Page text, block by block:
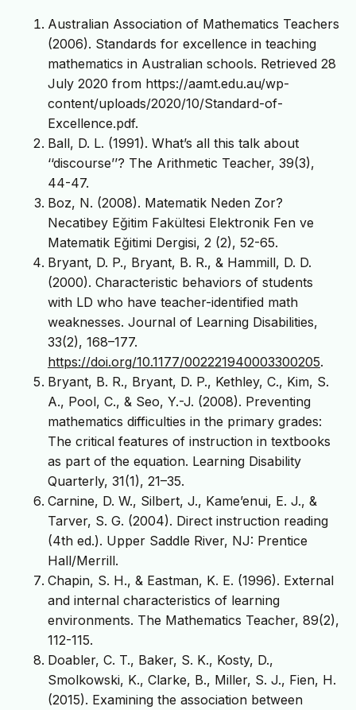
Australian Association of Mathematics Teachers
(2006). Standards for excellence in teaching
mathematics in Australian schools. Retrieved 28
July 2020 from https://aamt.edu.au/wp-
content/uploads/2020/10/Standard-of-
Excellence.pdf.
Ball, D. L. (1991). What’s all this talk about
‘‘discourse’’? The Arithmetic Teacher, 39(3),
44-47.
Boz, N. (2008). Matematik Neden Zor?
Necatibey Eğitim Fakültesi Elektronik Fen ve
Matematik Eğitimi Dergisi, 2 (2), 52-65.
Bryant, D. P., Bryant, B. R., & Hammill, D. D.
(2000). Characteristic behaviors of students
with LD who have teacher-identified math
weaknesses. Journal of Learning Disabilities,
33(2), 168–177.
https://doi.org/10.1177/002221940003300205.
Bryant, B. R., Bryant, D. P., Kethley, C., Kim, S.
A., Pool, C., & Seo, Y.-J. (2008). Preventing
mathematics difficulties in the primary grades:
The critical features of instruction in textbooks
as part of the equation. Learning Disability
Quarterly, 31(1), 21–35.
Carnine, D. W., Silbert, J., Kame’enui, E. J., &
Tarver, S. G. (2004). Direct instruction reading
(4th ed.). Upper Saddle River, NJ: Prentice
Hall/Merrill.
Chapin, S. H., & Eastman, K. E. (1996). External
and internal characteristics of learning
environments. The Mathematics Teacher, 89(2),
112-115.
Doabler, C. T., Baker, S. K., Kosty, D.,
Smolkowski, K., Clarke, B., Miller, S. J., Fien, H.
(2015). Examining the association between